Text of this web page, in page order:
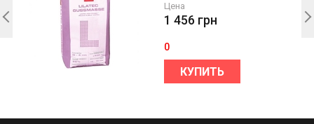
Цена
1 456 грн
0
КУПИТЬ